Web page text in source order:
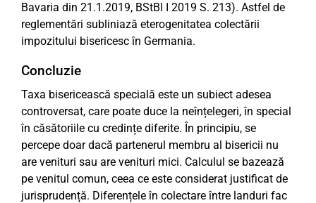
Bavaria din 21.1.2019, BStBl I 2019 S. 213). Astfel de
reglementări subliniază eterogenitatea colectării
impozitului bisericesc în Germania.
Concluzie
Taxa bisericească specială este un subiect adesea
controversat, care poate duce la neînțelegeri, în special
în căsătoriile cu credințe diferite. În principiu, se
percepe doar dacă partenerul membru al bisericii nu
are venituri sau are venituri mici. Calculul se bazează
pe venitul comun, ceea ce este considerat justificat de
jurisprudență. Diferențele în colectare între landuri fac